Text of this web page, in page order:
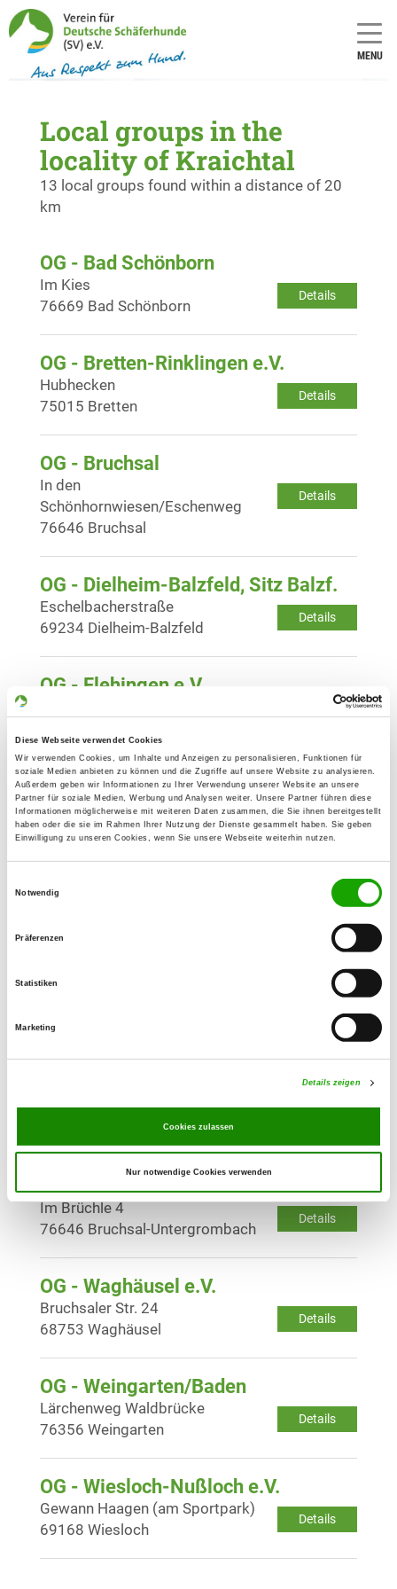
Diese Webseite verwendet Cookies
Wir verwenden Cookies, um Inhalte und Anzeigen zu personalisieren, Funktionen für
soziale Medien anbieten zu können und die Zugriffe auf unsere Website zu analysieren.
Außerdem geben wir Informationen zu Ihrer Verwendung unserer Website an unsere
Partner für soziale Medien, Werbung und Analysen weiter. Unsere Partner führen diese
Informationen möglicherweise mit weiteren Daten zusammen, die Sie ihnen bereitgestellt
haben oder die sie im Rahmen Ihrer Nutzung der Dienste gesammelt haben. Sie geben
Einwilligung zu unseren Cookies, wenn Sie unsere Webseite weiterhin nutzen.
Notwendig
Präferenzen
Statistiken
Marketing
Details zeigen
Cookies zulassen
Nur notwendige Cookies verwenden
MENU
Local groups in the
locality of Kraichtal
13 local groups found within a distance of 20
km
OG - Bad Schönborn
Details
Im Kies
76669 Bad Schönborn
OG - Bretten-Rinklingen e.V.
Details
Hubhecken
75015 Bretten
OG - Bruchsal
Details
In den
Schönhornwiesen/Eschenweg
76646 Bruchsal
OG - Dielheim-Balzfeld, Sitz Balzf.
Details
Eschelbacherstraße
69234 Dielheim-Balzfeld
OG - Flehingen e.V.
Details
OG - Kronau e.V.
Details
Im Sportzentrum 5
76709 Kronau
OG - Obergrombach e.V.
OG - St. Leon e.V.
Details
68789 St. Leon-Rot
OG - Steinsberg e.V., Sitz Sinsheim
Schattenhälde
74889 Sinsheim-Weiler
OG - Untergrombach
Details
Im Brüchle 4
76646 Bruchsal-Untergrombach
OG - Waghäusel e.V.
Details
Bruchsaler Str. 24
68753 Waghäusel
OG - Weingarten/Baden
Details
Lärchenweg Waldbrücke
76356 Weingarten
OG - Wiesloch-Nußloch e.V.
Details
Gewann Haagen (am Sportpark)
69168 Wiesloch